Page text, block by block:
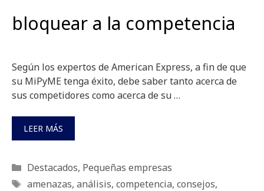
bloquear a la competencia
Según los expertos de American Express, a fin de que
su MiPyME tenga éxito, debe saber tanto acerca de
sus competidores como acerca de su …
LEER MÁS
Categorías
Destacados, Pequeñas empresas
Etiquetas
amenazas, análisis, competencia, consejos,